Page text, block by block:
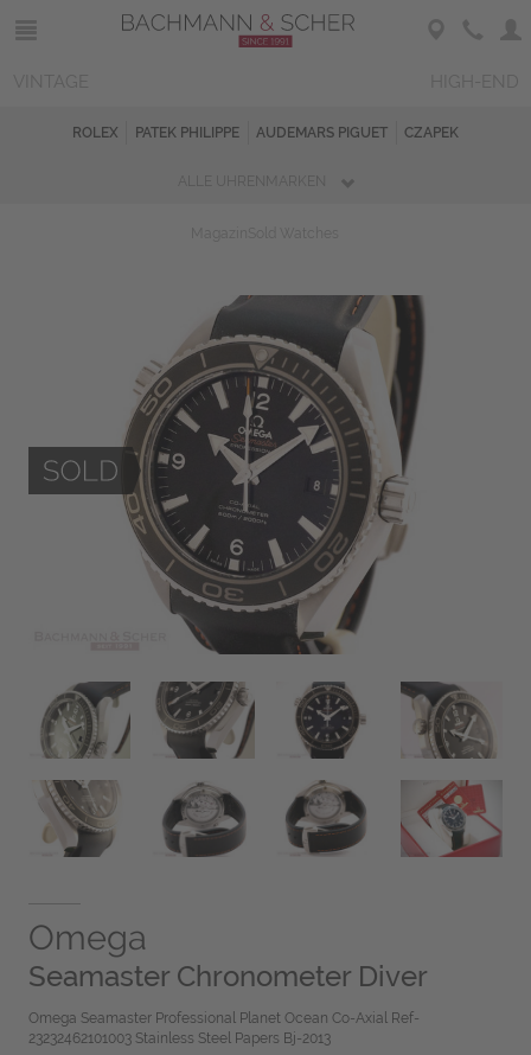
ROLEX PATEK PHILIPPE AUDEMARS PIGUET CZAPEK
Omega
Seamaster Chronometer Diver
Omega Seamaster Professional Planet Ocean Co-Axial Ref-
23232462101003 Stainless Steel Papers Bj-2013